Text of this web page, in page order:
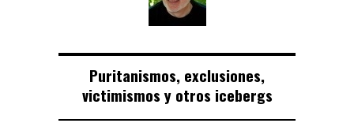
Puritanismos, exclusiones,
victimismos y otros icebergs